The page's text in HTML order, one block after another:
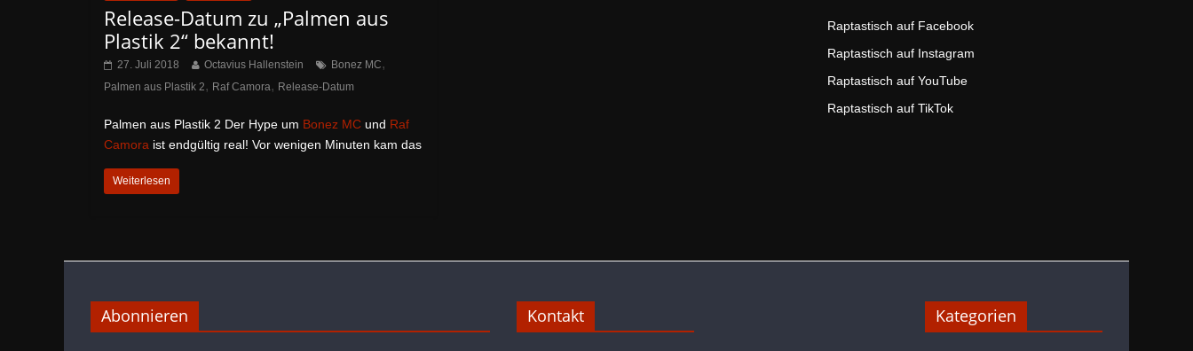
Release-Datum zu „Palmen aus
Plastik 2“ bekannt!
27. Juli 2018 Octavius Hallenstein Bonez MC,
Palmen aus Plastik 2, Raf Camora, Release-Datum
Palmen aus Plastik 2 Der Hype um Bonez MC und Raf
Camora ist endgültig real! Vor wenigen Minuten kam das
Weiterlesen
Raptastisch auf Facebook
Raptastisch auf Instagram
Raptastisch auf YouTube
Raptastisch auf TikTok
Abonnieren Kontakt Kategorien